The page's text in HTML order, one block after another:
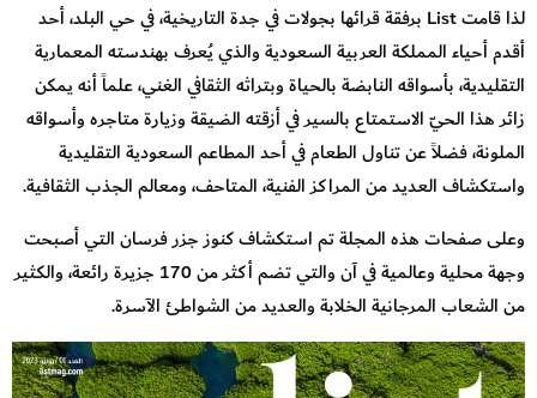
لذا قامت List برفقة قرائها بجولات في جدة التاريخية، في حي البلد، أحد
أقدم أحياء المملكة العربية السعودية والذي يُعرف بهندسته المعمارية
التقليدية، بأسواقه النابضة بالحياة وبتراثه الثقافي الغني، علماً أنه يمكن
زائر هذا الحيّ الاستمتاع بالسير في أزقته الضيقة وزيارة متاجره وأسواقه
الملونة، فضلاً عن تناول الطعام في أحد المطاعم السعودية التقليدية
واستكشاف العديد من المراكز الفنية، المتاحف، ومعالم الجذب الثقافية.
وعلى صفحات هذه المجلة تم استكشاف كنوز جزر فرسان التي أصبحت
وجهة محلية وعالمية في آن والتي تضم أكثر من 170 جزيرة رائعة، والكثير
من الشعاب المرجانية الخلابة والعديد من الشواطئ الآسرة.